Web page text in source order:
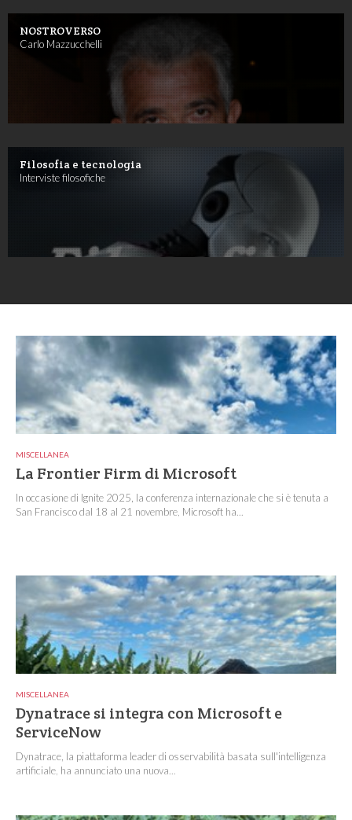
NOSTROVERSO
Carlo Mazzucchelli
Filosofia e tecnologia
Interviste filosofiche
MISCELLANEA
La Frontier Firm di Microsoft
In occasione di Ignite 2025, la conferenza internazionale che si è tenuta a
San Francisco dal 18 al 21 novembre, Microsoft ha...
MISCELLANEA
Dynatrace si integra con Microsoft e
ServiceNow
Dynatrace, la piattaforma leader di osservabilità basata sull'intelligenza
artificiale, ha annunciato una nuova...